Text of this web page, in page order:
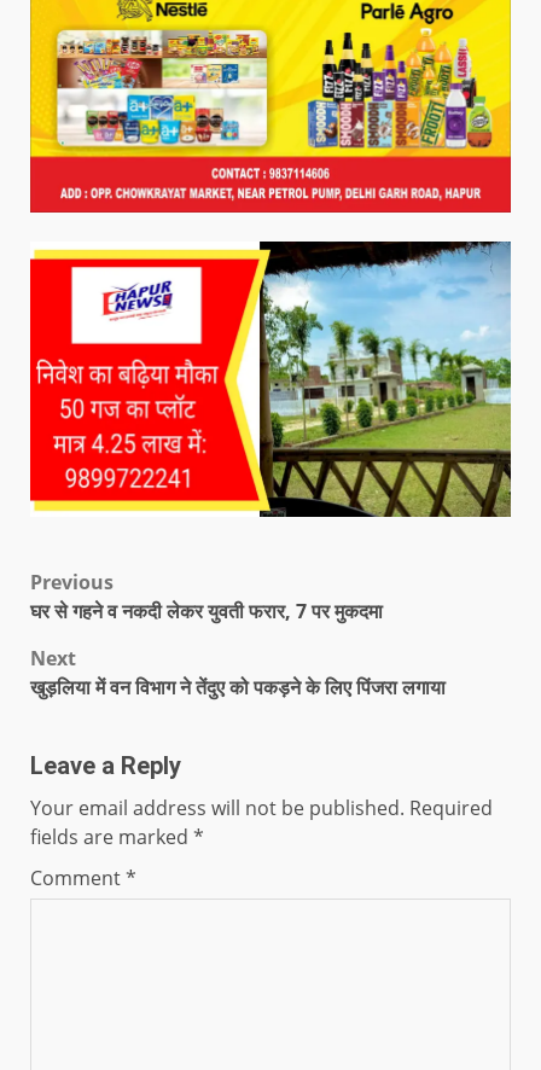
Previous
घर से गहने व नकदी लेकर युवती फरार, 7 पर मुकदमा
Next
खुड़लिया में वन विभाग ने तेंदुए को पकड़ने के लिए पिंजरा लगाया
Leave a Reply
Your email address will not be published. Required
fields are marked *
Comment*